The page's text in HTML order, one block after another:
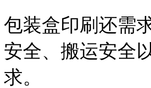
包装盒印刷还需
安全、搬运安全
求。